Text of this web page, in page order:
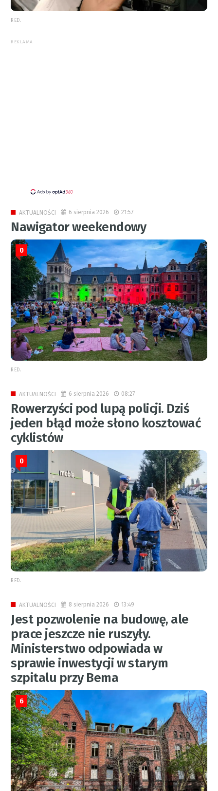
RED.
REKLAMA
AKTUALNOŚCI 6 sierpnia 2026 21:57
Nawigator weekendowy
0
RED.
AKTUALNOŚCI 6 sierpnia 2026 08:27
Rowerzyści pod lupą policji. Dziś
jeden błąd może słono kosztować
cyklistów
0
RED.
AKTUALNOŚCI 8 sierpnia 2026 13:49
Jest pozwolenie na budowę, ale
prace jeszcze nie ruszyły.
Ministerstwo odpowiada w
sprawie inwestycji w starym
szpitalu przy Bema
6